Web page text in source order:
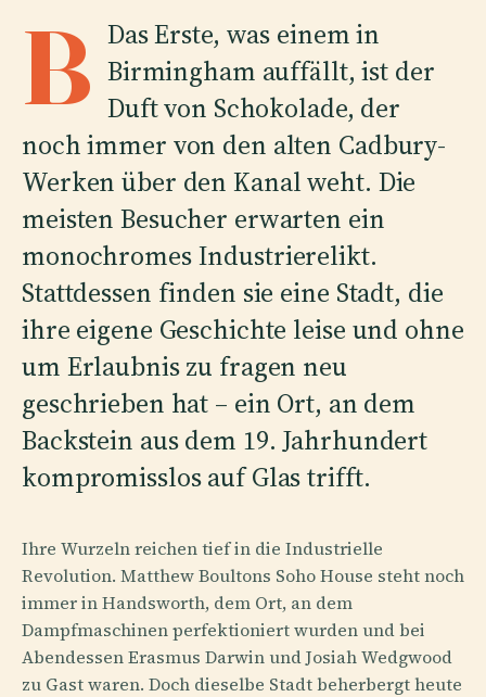
B Das Erste, was einem in
Birmingham auffällt, ist der
Duft von Schokolade, der
noch immer von den alten Cadbury-
Werken über den Kanal weht. Die
meisten Besucher erwarten ein
monochromes Industrierelikt.
Stattdessen finden sie eine Stadt, die
ihre eigene Geschichte leise und ohne
um Erlaubnis zu fragen neu
geschrieben hat – ein Ort, an dem
Backstein aus dem 19. Jahrhundert
kompromisslos auf Glas trifft.
Ihre Wurzeln reichen tief in die Industrielle
Revolution. Matthew Boultons Soho House steht noch
immer in Handsworth, dem Ort, an dem
Dampfmaschinen perfektioniert wurden und bei
Abendessen Erasmus Darwin und Josiah Wedgwood
zu Gast waren. Doch dieselbe Stadt beherbergt heute